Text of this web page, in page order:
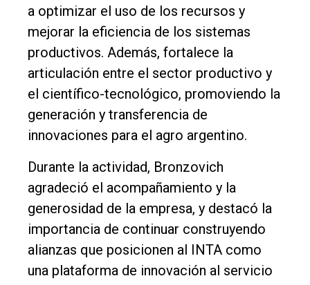
a optimizar el uso de los recursos y
mejorar la eficiencia de los sistemas
productivos. Además, fortalece la
articulación entre el sector productivo y
el científico-tecnológico, promoviendo la
generación y transferencia de
innovaciones para el agro argentino.
Durante la actividad, Bronzovich
agradeció el acompañamiento y la
generosidad de la empresa, y destacó la
importancia de continuar construyendo
alianzas que posicionen al INTA como
una plataforma de innovación al servicio